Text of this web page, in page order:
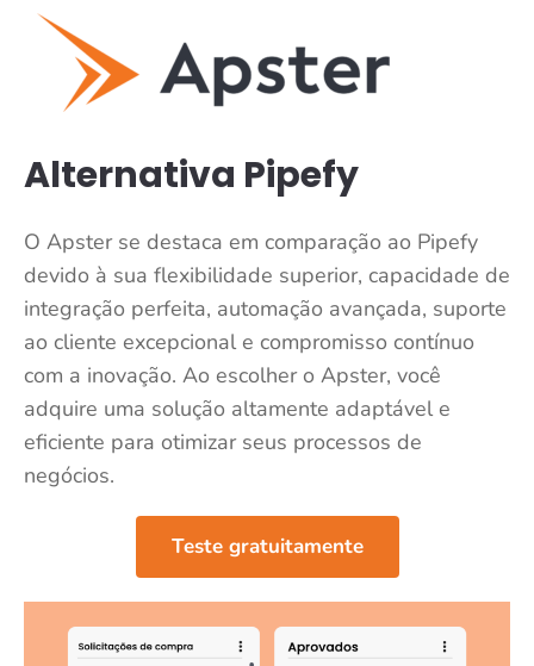
Alternativa Pipefy
O Apster se destaca em comparação ao Pipefy
devido à sua flexibilidade superior, capacidade de
integração perfeita, automação avançada, suporte
ao cliente excepcional e compromisso contínuo
com a inovação. Ao escolher o Apster, você
adquire uma solução altamente adaptável e
eficiente para otimizar seus processos de
negócios.
Teste gratuitamente